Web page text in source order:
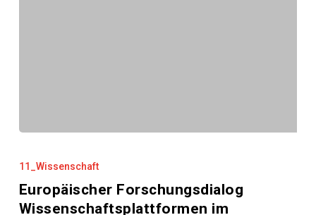
im
11_Wissenschaft
Europäischer Forschungsdialog
Wissenschaftsplattformen im